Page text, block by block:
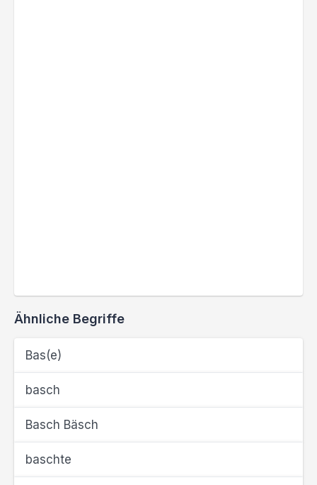
Ähnliche Begriffe
Bas(e)
basch
Basch Bäsch
baschte